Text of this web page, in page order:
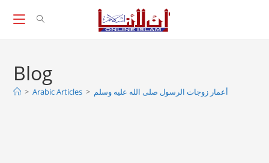
Blog
> Arabic Articles > أعمار زوجات الرسول صلى الله عليه وسلم